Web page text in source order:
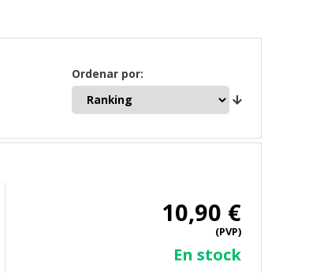
Ordenar por:
10,90 €
(PVP)
En stock